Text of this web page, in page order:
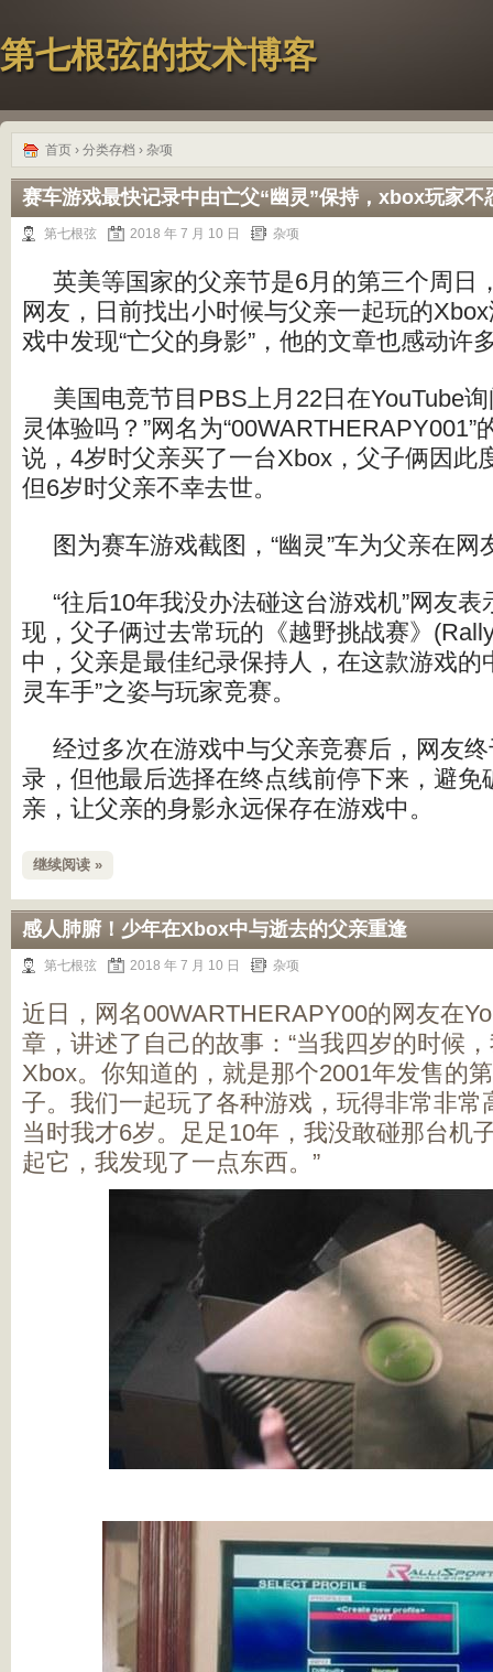
第七根弦的技术博客
首页 › 分类存档 › 杂项
赛车游戏最快记录中由亡父“幽灵”保持，xbox玩家不
第七根弦 2018 年 7 月 10 日 杂项
英美等国家的父亲节是6月的第三个周日
网友，日前找出小时候与父亲一起玩的Xbox
戏中发现“亡父的身影”，他的文章也感动许
美国电竞节目PBS上月22日在YouTube
灵体验吗？”网名为
说，4岁时父亲买了一台Xbox，父子俩因此
但6岁时父亲不幸去世。
图为赛车游戏截图，“幽灵”车为父亲在
“往后10年我没办法碰这台游戏机”网友
现，父子俩过去常玩的《越野挑战赛》
中，父亲是最佳纪录保持人，在这款游戏的
灵车手”之姿与玩家竞赛。
经过多次在游戏中与父亲竞赛后，网友
录，但他最后选择在终点线前停下来，避免
亲，让父亲的身影永远保存在游戏中。
继续阅读 »
感人肺腑！少年在Xbox中与逝去的父亲重逢
第七根弦 2018 年 7 月 10 日 杂项
近日，网名00WARTHERAPY00的网友在
章，讲述了自己的故事：“当我四岁的时候
Xbox。你知道的，就是那个2001年发售的
子。我们一起玩了各种游戏，玩得非常非
当时我才6岁。足足10年，我没敢碰那台机
起它，我发现了一点东西。”